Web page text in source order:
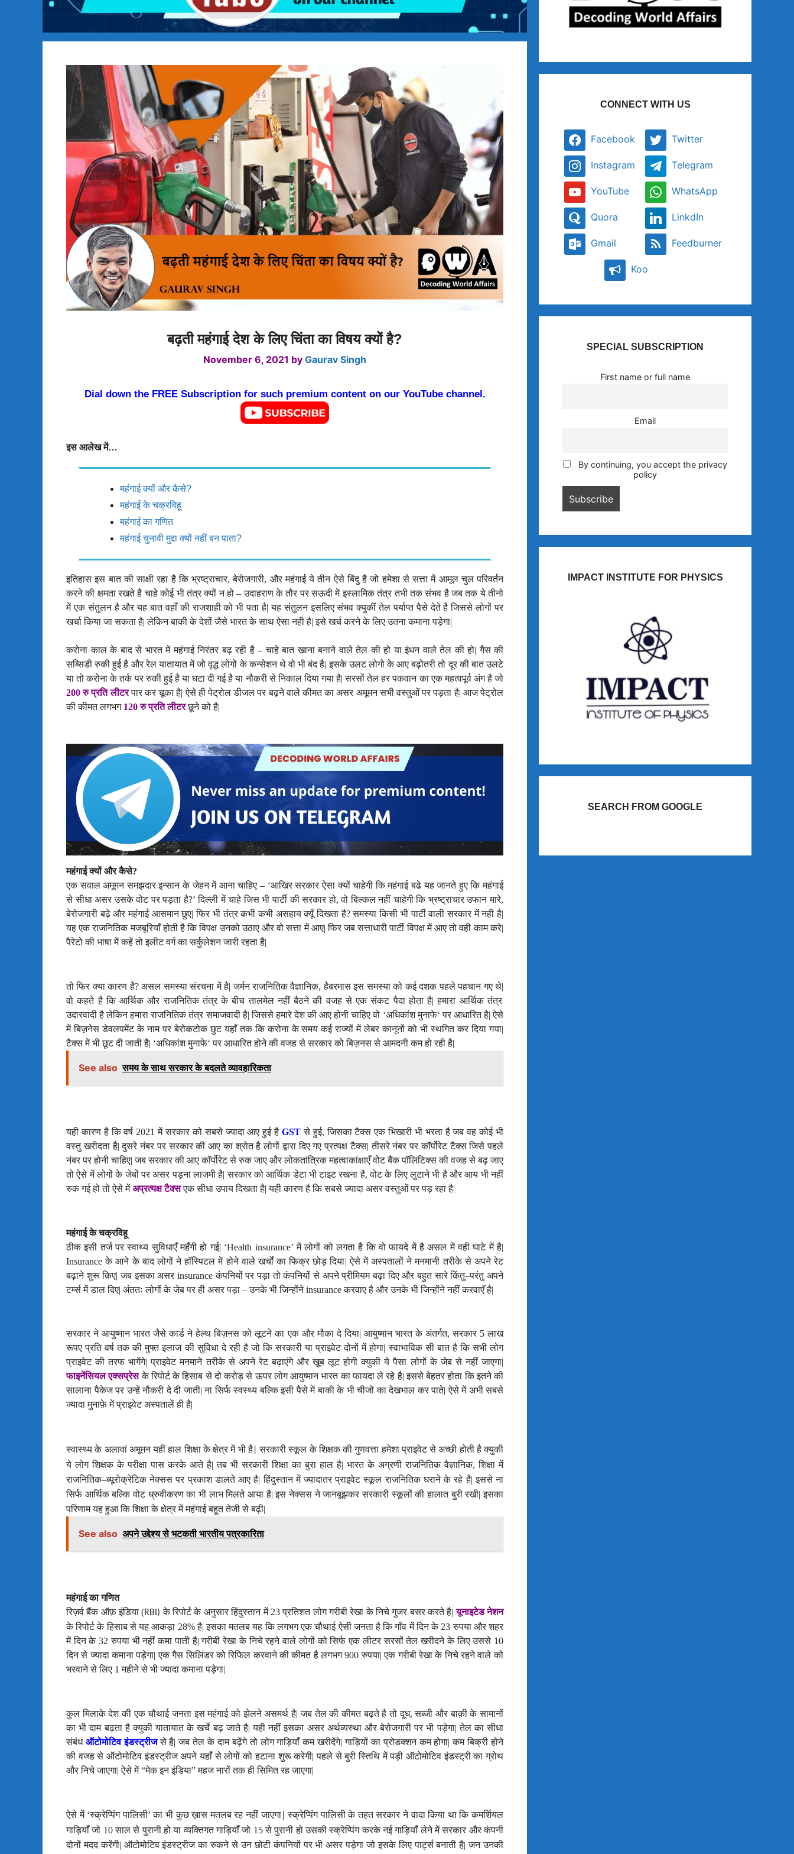
बढ़ती महंगाई देश के लिए चिंता का विषय क्यों है?
November 6, 2021 by Gaurav Singh
Dial down the FREE Subscription for such premium content on our YouTube channel.
इस आलेख में…
महंगाई क्यों और कैसे?
महंगाई के चक्रविहू
महंगाई का गणित
महंगाई चुनावी मुद्दा क्यों नहीं बन पाता?
इतिहास इस बात की साक्षी रहा है कि भ्रष्ट्राचार,बेरोजगारी, और महंगाई ये तीन ऐसे बिंदु है जो हमेशा से सत्ता में आमूल चुल परिवर्तन
करने की क्षमता रखते है चाहे कोई भी तंत्र क्यों न हो – उदाहराण के तौर पर सऊदी में इस्लामिक तंत्र तभी तक संभव है जब तक ये तीनो
में एक संतुलन है और यह बात वहाँ की राजशाही को भी पता है| यह संतुलन इसलिए संभव क्युकीं तेल पर्याप्त पैसे देते है जिससे लोगों पर
खर्चा किया जा सकता है| लेकिन बाकी के देशों जैसे भारत के साथ ऐसा नही है| इसे खर्च करने के लिए उतना कमाना पड़ेगा|
करोना काल के बाद से भारत में महंगाई निरंतर बढ़ रही है – चाहे बात खाना बनाने वाले तेल की हो या इंधन वाले तेल की हो|गैस की
सब्सिडी रुकी हुई है और रेल यातायात में जो वृद्ध लोगों के कन्सेशन थे वो भी बंद है| इसके उलट लोगो के आए बढ़ोतरी तो दूर की बात उलटे
या तो करोना के तर्क पर रुकी हुई है या घटा दी गई है या नौकरी से निकाल दिया गया है| सरसों तेल हर पकवान का एक महत्वपूर्व अंग है जो
200रु प्रति लीटरपार कर चूका है| ऐसे ही पेट्रोल डीजल पर बढ़ने वाले कीमत का असर अमूमन सभी वस्तुओं पर पड़ता है| आज पेट्रोल
की कीमत लगभग 120रु प्रति लीटरछूने को है|
महंगाई क्यों और कैसे?
एक सवाल अमूमन समझदार इन्सान के जेहन में आना चाहिए – ‘आखिर सरकार ऐसा क्यों चाहेगी कि महंगाई बढे यह जानते हुए कि महंगाई
से सीधा असर उसके वोट पर पड़ता है?’ दिल्ली में चाहे जिस भी पार्टी की सरकार हो, वो बिल्कल नहीं चाहेगी कि भ्रष्ट्राचार उफान मारे,
बेरोजगारी बढ़े और महंगाई आसमान छुए|फिर भी तंत्र कभी कभी असहाय क्यूँ दिखता है?समस्या किसी भी पार्टी वाली सरकार में नही है|
यह एक राजनितिक मजबूरियाँ होती है कि विपक्ष उनको उठाए और वो सत्ता में आए| फिर जब सत्ताधारी पार्टी विपक्ष में आए तो वही काम करे|
पैरेटो की भाषा में कहें तो इलीट वर्ग का सर्कुलेशन जारी रहता है|
तो फिर क्या कारण है?असल समस्या संरचना में है| जर्मन राजनितिक वैज्ञानिक, हैबरमास इस समस्या को कई दशक पहले पहचान गए थे|
वो कहते है कि आर्थिक और राजनितिक तंत्र के बीच तालमेल नहीं बैठने की वजह से एक संकट पैदा होता है| हमारा आर्थिक तंत्र
उदारवादी है लेकिन हमारा राजनितिक तंत्र समाजवादी है| जिससे हमारे देश की आए होनी चाहिए वो ‘अधिकांश मुनाफे‘ पर आधारित है| ऐसे
में बिज़नेस डेवलपमेंट के नाम पर बेरोकटोक छुट यहाँ तक कि करोना के समय कई राज्यों में लेबर कानूनों को भी स्थगित कर दिया गया|
टैक्स में भी छूट दी जाती है| ‘अधिकांश मुनाफे‘ पर आधारित होने की वजह से सरकार को बिज़नस से आमदनी कम हो रही है|
See also समय के साथ सरकार के बदलते व्यावहारिकता
यही कारण है कि वर्ष 2021 में सरकार को सबसे ज्यादा आए हुई है GSTसे हुई, जिसका टैक्स एक भिखारी भी भरता है जब वह कोई भी
वस्तु खरीदता है| दुसरे नंबर पर सरकार की आए का श्रोत है लोगों द्वारा दिए गए प्रत्यक्ष टैक्स| तीसरे नंबर पर कॉर्पोरेट टैक्स जिसे पहले
नंबर पर होनी चाहिए| जब सरकार की आए कॉर्पोरेट से रुक जाए और लोकतांत्रिक महत्वाकांक्षाएँ वोट बैंक पॉलिटिक्स की वजह से बढ़ जाए
तो ऐसे में लोगों के जेबों पर असर पड़ना लाजमी है| सरकार को आर्थिक डेटा भी टाइट रखना है, वोट के लिए लुटाने भी है और आय भी नहीं
रुक गई हो तो ऐसे मेंअप्रत्यक्ष टैक्सएक सीधा उपाय दिखता है| यही कारण है कि सबसे ज्यादा असर वस्तुओं पर पड़ रहा है|
महंगाई के चक्रविहू
ठीक इसी तर्ज पर स्वाथ्य सुविधाएँ महँगी हो गई| ‘Health insurance’ में लोगों को लगता है कि वो फायदे में है असल में वही घाटे में है|
Insurance के आने के बाद लोगों ने हॉस्पिटल में होने वाले खर्चों का फिक्र छोड़ दिया| ऐसे में अस्पतालों ने मनमानी तरीके से अपने रेट
बढ़ाने शुरू किए| जब इसका असरinsurance कंपनियों पर पड़ा तो कंपनियों से अपने प्रीमियम बढ़ा दिए और बहुत सारे किंतु–परंतु अपने
टर्म्स में डाल दिए| अंततः लोगों के जेब पर ही असर पड़ा – उनके भी जिन्होंनेinsuranceकरवाए है और उनके भी जिन्होंने नहीं करवाएँ है|
सरकार ने आयुष्मान भारत जैसे कार्ड ने हेल्थ बिज़नस को लूटने का एक और मौका दे दिया| आयुष्मान भारत के अंतर्गत, सरकार 5लाख
रूपए प्रति वर्ष तक की मुफ्त इलाज की सुविधा दे रही है जो कि सरकारी या प्राइवेट दोनों में होगा| स्वाभाविक सी बात है कि सभी लोग
प्राइवेट की तरफ भागेंगे| प्राइवेट मनमाने तरीके से अपने रेट बढ़ाएंगे और ख़ूब लूट होगी क्युकी ये पैसा लोगों के जेब से नहीं जाएगा|
फाइनेंसियल एक्सप्रेसके रिपोर्ट के हिसाब से दो करोड़ से ऊपर लोग आयुष्मान भारत का फायदा ले रहे है| इससे बेहतर होता कि इतने की
सालाना पैकेज पर उन्हें नौकरी दे दी जाती| ना सिर्फ स्वस्थ्य बल्कि इसी पैसे में बाकी के भी चीजों का देखभाल कर पाते| ऐसे में अभी सबसे
ज्यादा मुनाफ़े में प्राइवेट अस्पतालें ही है|
स्वास्थ्य के अलावां अमूमन यहीं हाल शिक्षा के क्षेत्र में भी है|सरकारी स्कूल के शिक्षक की गुणवत्ता हमेशा प्राइवेट से अच्छी होती है क्युकी
ये लोग शिक्षक के परीक्षा पास करके आते है| तब भी सरकारी शिक्षा का बुरा हाल है| भारत के अग्रणी राजनितिक वैज्ञानिक, शिक्षा में
राजनितिक–ब्यूरोक्रेटिक नेक्सस पर प्रकाश डालते आए है| हिंदुस्तान में ज्यादातर प्राइवेट स्कूल राजनितिक घराने के रहे है| इससे ना
सिर्फ आर्थिक बल्कि वोट ध्रुवीकरण का भी लाभ मिलते आया है| इस नेक्सस ने जानबूझकर सरकारी स्कूलों की हालात बुरी रखी| इसका
परिणाम यह हुआ कि शिक्षा के क्षेत्र में महंगाई बहूत तेजी से बढ़ी|
See also अपने उद्देश्य से भटकती भारतीय पत्रकारिता
महंगाई का गणित
रिज़र्व बैंक ऑफ़ इंडिया (RBI)के रिपोर्ट के अनुसार हिंदुस्तान में 23प्रतिशत लोग गरीबी रेखा के निचे गुजर बसर करते है| यूनाइटेड नेशन
के रिपोर्ट के हिसाब से यह आकड़ा 28% है| इसका मतलब यह कि लगभग एक चौथाई ऐसी जनता है कि गाँव में दिन के 23 रुपया और शहर
में दिन के32 रुपया भी नहीं कमा पाती है| गरीबी रेखा के निचे रहने वाले लोगों को सिर्फ एक लीटर सरसों तेल खरीदने के लिए उससे 10
दिन से ज्यादा कमाना पड़ेगा| एक गैस सिलिंडर को रिफिल करवाने की कीमत है लगभग900 रुपया| एक गरीबी रेखा के निचे रहने वाले को
भरवाने से लिए 1 महीने से भी ज्यादा कमाना पड़ेगा|
कुल मिलाके देश की एक चौथाई जनता इस महंगाई को झेलने असमर्थ है| जब तेल की कीमत बढ़ते है तो दूध, सब्जी और बाक़ी के सामानों
का भी दाम बढ़ता है क्युकी यातायात के खर्चे बढ़ जाते है| यही नहीं इसका असर अर्थव्यस्था और बेरोजगारी पर भी पड़ेगा| तेल का सीधा
संबंध ऑटोमोटिव इंडस्ट्रीजसे है| जब तेल के दाम बढ़ेंगे तो लोग गाड़ियाँ कम खरीदेंगे| गाड़ियों का प्रोडक्शन कम होगा| कम बिक्री होने
की वजह से ऑटोमोटिव इंडस्ट्रीज अपने यहाँ से लोगों को हटाना शुरू करेगी| पहले से बुरी स्तिथि में पड़ी ऑटोमोटिव इंडस्ट्री का ग्रोथ
और निचे जाएगा| ऐसे में “मेक इन इंडिया” महज नारों तक ही सिमित रह जाएगा|
ऐसे में ‘स्क्रेप्पिंग पालिसी’ का भी कुछ ख़ास मतलब रह नहीं जाएगा|स्क्रेप्पिंग पालिसी के तहत सरकार ने वादा किया था कि कमर्शियल
गाड़ियाँ जो 10साल से पुरानी हो या व्यक्तिगत गाड़ियाँ जो 15से पुरानी हो उसकी स्क्रेप्पिंग करके नई गाड़ियाँ लेने में सरकार और कंपनी
दोनों मदद करेंगी| ऑटोमोटिव इंडस्ट्रीज का रुकने से उन छोटी कंपनियों पर भी असर पड़ेगा जो इसके लिए पार्ट्स बनाती है| जन उनकी
CONNECT WITH US
Facebook Twitter
Instagram Telegram
YouTube WhatsApp
Quora LinkdIn
Gmail Feedburner
Koo
SPECIAL SUBSCRIPTION
First name or full name
Email
By continuing, you accept the privacy
policy
IMPACT INSTITUTE FOR PHYSICS
SEARCH FROM GOOGLE